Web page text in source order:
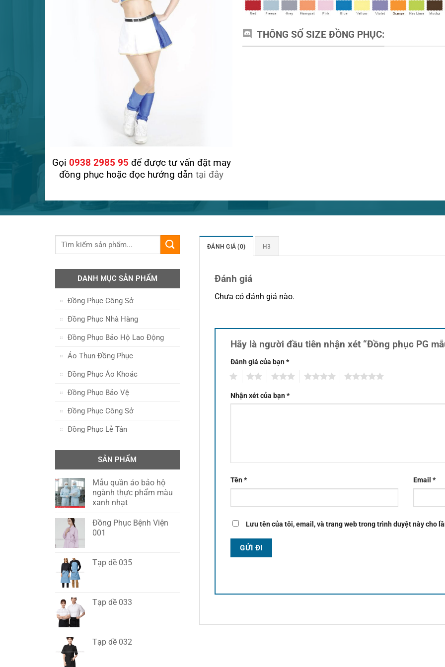
Gọi 0938 2985 95 để được tư vấn đặt may
đồng phục hoặc đọc hướng dẫn tại đây
THÔNG SỐ SIZE ĐỒNG PHỤC:
DANH MỤC SẢN PHẨM
Đồng Phục Công Sở
Đồng Phục Nhà Hàng
Đồng Phục Bảo Hộ Lao Động
Áo Thun Đồng Phục
Đồng Phục Áo Khoác
Đồng Phục Bảo Vệ
Đồng Phục Công Sở
Đồng Phục Lễ Tân
SẢN PHẨM
Mẫu quần áo bảo hộ
ngành thực phẩm màu
xanh nhạt
Đồng Phục Bệnh Viện
001
Tạp dề 035
Tạp dề 033
Tạp dề 032
ĐÁNH GIÁ (0) H3
Đánh giá
Chưa có đánh giá nào.
Hãy là người đầu tiên nhận xét “Đồng phục PG
Đánh giá của bạn*
Nhận xét của bạn*
Tên* Email*
Lưu tên của tôi, email, và trang web trong trình duyệt này cho